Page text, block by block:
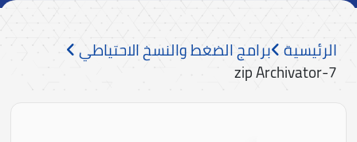
الرئيسية برامج الضغط والنسخ الاحتياطي
7-zip Archivator